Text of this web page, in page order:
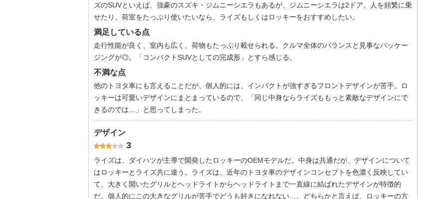
ズのSUVといえば、強豪のスズキ・ジムニーシエラもあるが、ジムニーシエラは2ドア。人を頻繁に乗
せたり、荷室をたっぷり使いたいなら、ライズもしくはロッキーをおすすめしたい。
満足している点
走行性能が良く、室内も広く、荷物もたっぷり載せられる。クルマ全体のバランスと見事なパッケー
ジングが◎。「コンパクトSUVとしての完成形」とすら感じる。
不満な点
他のトヨタ車にも言えることだが、個人的には、インパクトが強すぎるフロントデザインが苦手。ロ
ッキーは可愛いデザインにまとまっているので、「同じ中身ならライズももっと素敵なデザインにで
きるのでは…」と思ってしまった。
デザイン
3
ライズは、ダイハツが主導で開発したロッキーのOEMモデルだ。中身は共通だが、デザインについて
はロッキーとライズ共に違う。ライズは、近年のトヨタ車のデザインコンセプトを色濃く反映してい
て、大きく開いたグリルとヘッドライトからヘッドライトまで一直線に結ばれたデザインが特徴的
だ。個人的にこの大きなグリルが苦手でどうも好きになれない…。どちらかと言えば、ロッキーの方